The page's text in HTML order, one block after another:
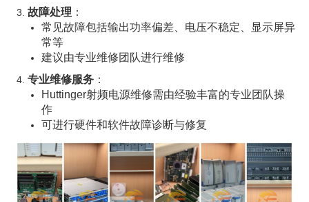
故障处理 ：
常见故障包括输出功率偏差、电压不稳定、显示屏异
常等
建议由专业维修团队进行维修
专业维修服务 ：
Huttinger射频电源维修需由经验丰富的专业团队操
作
可进行硬件和软件故障诊断与修复